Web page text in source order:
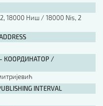
18000 Ниш / 18000 Nis, 2
КООРДИНАТОР /
INTERVAL